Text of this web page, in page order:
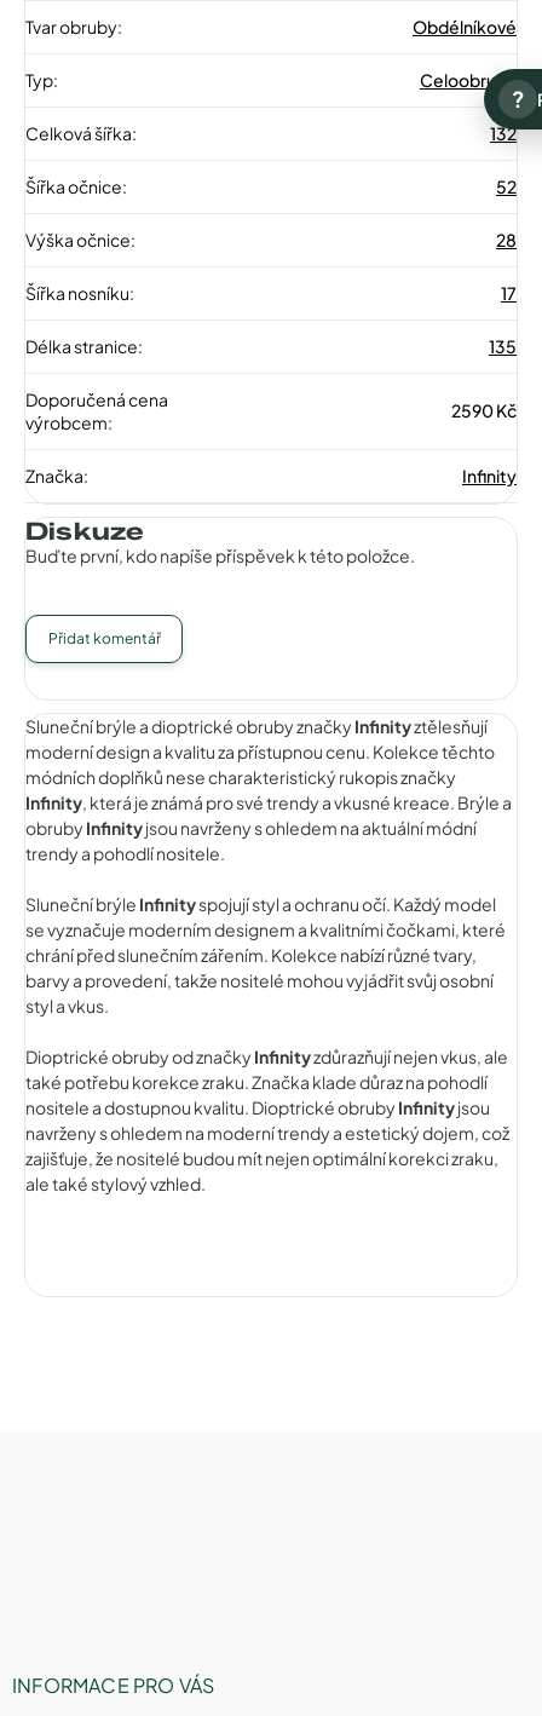
Tvar obruby: Obdélníkové
Typ: Celoobruba
Celková šířka: 132
Šířka očnice: 52
Výška očnice: 28
Šířka nosníku: 17
Délka stranice: 135
Doporučená cena
výrobcem:
2590 Kč
Značka: Infinity
Diskuze
Buďte první, kdo napíše příspěvek k této položce.
Přidat komentář
Sluneční brýle a dioptrické obruby značkyInfinityztělesňují
moderní design a kvalitu za přístupnou cenu. Kolekce těchto
módních doplňků nese charakteristický rukopis značky
Infinity, která je známá pro své trendy a vkusné kreace. Brýle a
obrubyInfinityjsou navrženy s ohledem na aktuální módní
trendy a pohodlí nositele.
Sluneční brýle Infinityspojují styl a ochranu očí. Každý model
se vyznačuje moderním designem a kvalitními čočkami, které
chrání před slunečním zářením. Kolekce nabízí různé tvary,
barvy a provedení, takže nositelé mohou vyjádřit svůj osobní
styl a vkus.
Dioptrické obruby od značkyInfinityzdůrazňují nejen vkus, ale
také potřebu korekce zraku. Značka klade důraz na pohodlí
nositele a dostupnou kvalitu. Dioptrické obrubyInfinityjsou
navrženy s ohledem na moderní trendy a estetický dojem, což
zajišťuje, že nositelé budou mít nejen optimální korekci zraku,
ale také stylový vzhled.
INFORMACE PRO VÁS
?